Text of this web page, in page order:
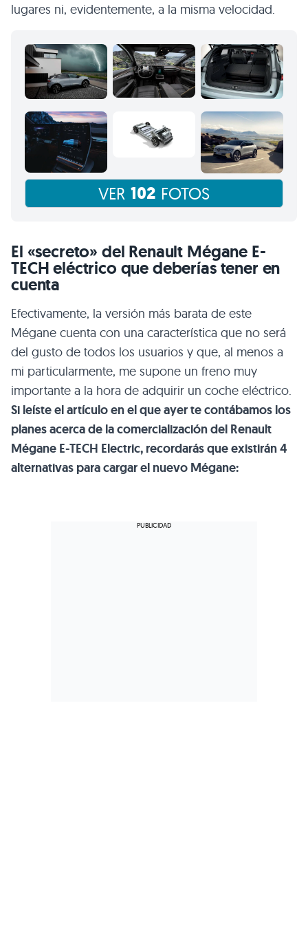
lugares ni, evidentemente, a la misma velocidad.
VER 102 FOTOS
El «secreto» del Renault Mégane E-
TECH eléctrico que deberías tener en
cuenta
Efectivamente, la versión más barata de este
Mégane cuenta con una característica que no será
del gusto de todos los usuarios y que, al menos a
mi particularmente, me supone un freno muy
importante a la hora de adquirir un coche eléctrico.
Si leíste el artículo en el que ayer te contábamos los
planes acerca de la comercialización del Renault
Mégane E-TECH Electric, recordarás que existirán 4
alternativas para cargar el nuevo Mégane: